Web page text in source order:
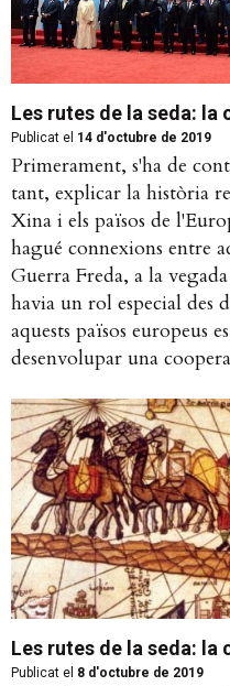
Les rutes de la seda:
Publicat el 14 d'octubre de 2019
Primerament, s'ha de
tant, explicar la història
Xina i els països de
hagué connexions entre
Guerra Freda, a la
havia un rol especial des
aquests països europeus
desenvolupar una
Les rutes de la seda:
Publicat el 8 d'octubre de 2019